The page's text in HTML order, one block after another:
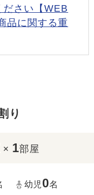
さい【WEB
品に関する重
り
× 1部屋
幼児0名